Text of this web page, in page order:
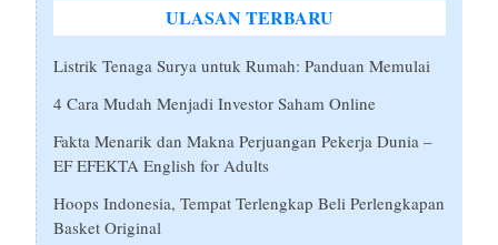
ULASAN TERBARU
Listrik Tenaga Surya untuk Rumah: Panduan Memulai
4 Cara Mudah Menjadi Investor Saham Online
Fakta Menarik dan Makna Perjuangan Pekerja Dunia –
EF EFEKTA English for Adults
Hoops Indonesia, Tempat Terlengkap Beli Perlengkapan
Basket Original